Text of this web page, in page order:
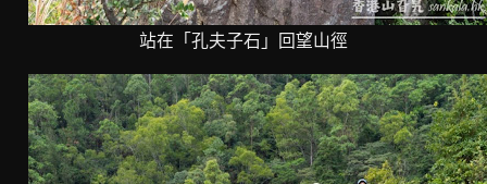
站在「孔夫子石」回望山徑